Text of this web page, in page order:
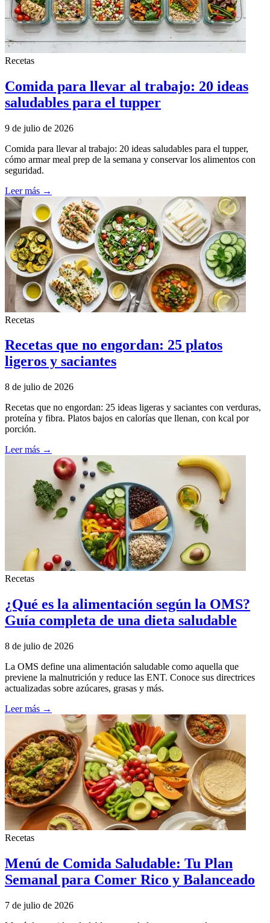
Recetas
Comida para llevar al trabajo: 20 ideas
saludables para el tupper
9 de julio de 2026
Comida para llevar al trabajo: 20 ideas saludables para el tupper,
cómo armar meal prep de la semana y conservar los alimentos con
seguridad.
Leer más →
Recetas
Recetas que no engordan: 25 platos
ligeros y saciantes
8 de julio de 2026
Recetas que no engordan: 25 ideas ligeras y saciantes con verduras,
proteína y fibra. Platos bajos en calorías que llenan, con kcal por
porción.
Leer más →
Recetas
¿Qué es la alimentación según la OMS?
Guía completa de una dieta saludable
8 de julio de 2026
La OMS define una alimentación saludable como aquella que
previene la malnutrición y reduce las ENT. Conoce sus directrices
actualizadas sobre azúcares, grasas y más.
Leer más →
Recetas
Menú de Comida Saludable: Tu Plan
Semanal para Comer Rico y Balanceado
7 de julio de 2026